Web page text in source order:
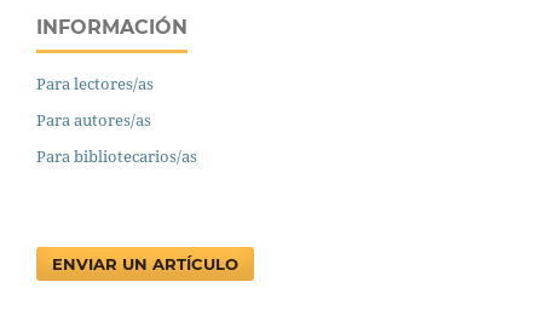
INFORMACIÓN
Para lectores/as
Para autores/as
Para bibliotecarios/as
ENVIAR UN ARTÍCULO